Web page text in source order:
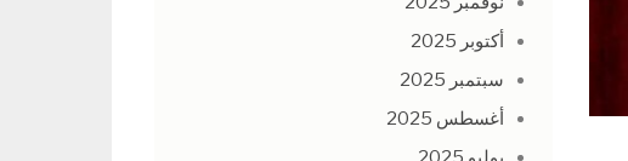
أكتوبر 2025
سبتمبر 2025
أغسطس 2025